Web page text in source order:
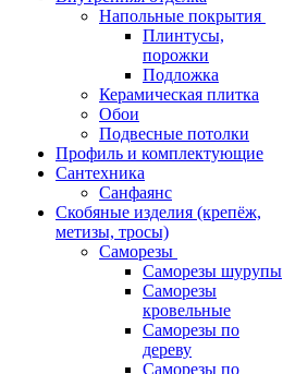
Напольные покрытия
Плинтусы,
порожки
Подложка
Керамическая плитка
Обои
Подвесные потолки
Профиль и комплектующие
Сантехника
Санфаянс
Скобяные изделия (крепёж,
метизы, тросы)
Саморезы
Саморезы шурупы
Саморезы
кровельные
Саморезы по
дереву
Саморезы по